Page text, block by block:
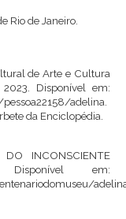
Rio de Janeiro.
de Arte e Cultura
Disponível em:
adelina.
da Enciclopédia.
INCONSCIENTE
em: